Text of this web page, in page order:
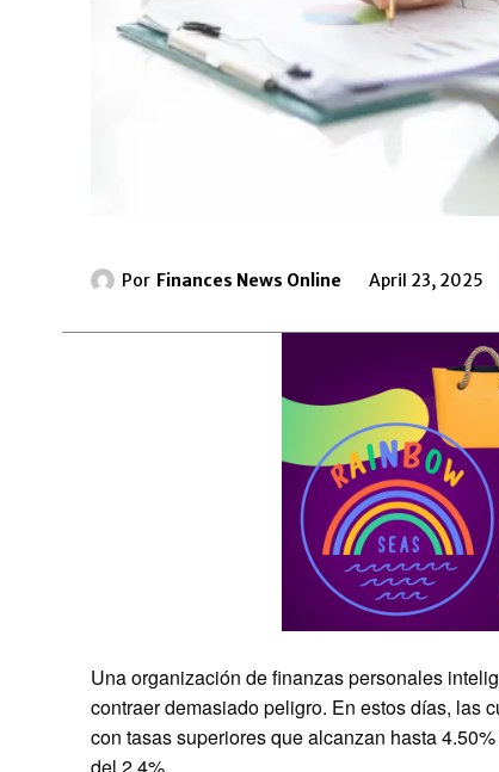
Por Finances News Online April 23, 2025
Una organización de finanzas personales
contraer demasiado peligro. En estos días, las
con tasas superiores que alcanzan hasta